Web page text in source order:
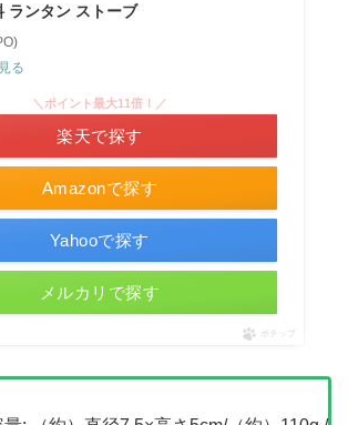
ランタン ストーブ
る
Amazonで探す
＼ポイント最大11倍！／
楽天で探す
Yahooで探す
メルカリで探す
ポチップ